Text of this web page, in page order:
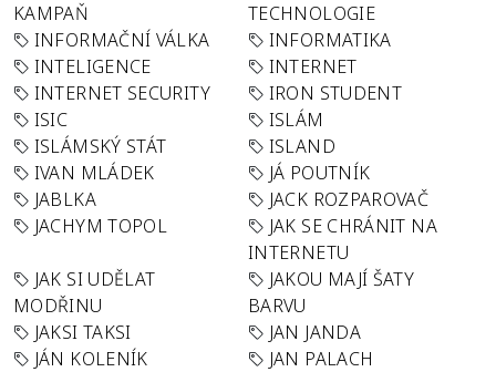
KAMPAŇ
TECHNOLOGIE
INFORMAČNÍ VÁLKA
INFORMATIKA
INTELIGENCE
INTERNET
INTERNET SECURITY
IRON STUDENT
ISIC
ISLÁM
ISLÁMSKÝ STÁT
ISLAND
IVAN MLÁDEK
JÁ POUTNÍK
JABLKA
JACK ROZPAROVAČ
JACHYM TOPOL
JAK SE CHRÁNIT NA
INTERNETU
JAK SI UDĚLAT
MODŘINU
JAKOU MAJÍ ŠATY
BARVU
JAKSI TAKSI
JAN JANDA
JÁN KOLENÍK
JAN PALACH